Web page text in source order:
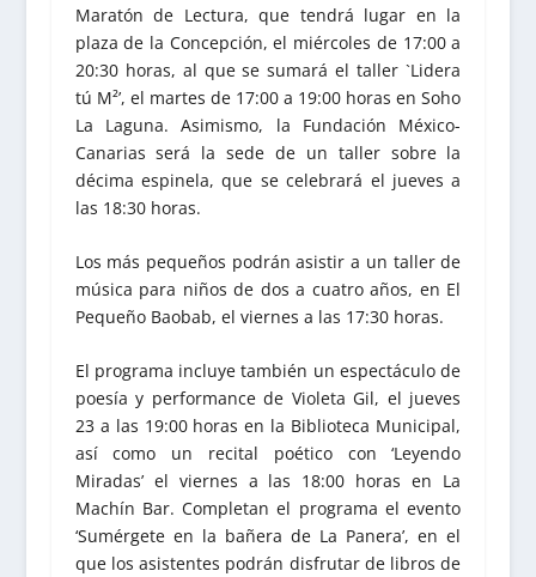
Maratón de Lectura, que tendrá lugar en la
plaza de la Concepción, el miércoles de 17:00 a
20:30 horas, al que se sumará el taller `Lidera
tú M²’, el martes de 17:00 a 19:00 horas en Soho
La Laguna. Asimismo, la Fundación México-
Canarias será la sede de un taller sobre la
décima espinela, que se celebrará el jueves a
las 18:30 horas.
Los más pequeños podrán asistir a un taller de
música para niños de dos a cuatro años, en El
Pequeño Baobab, el viernes a las 17:30 horas.
El programa incluye también un espectáculo de
poesía y performance de Violeta Gil, el jueves
23 a las 19:00 horas en la Biblioteca Municipal,
así como un recital poético con ‘Leyendo
Miradas’ el viernes a las 18:00 horas en La
Machín Bar. Completan el programa el evento
‘Sumérgete en la bañera de La Panera’, en el
que los asistentes podrán disfrutar de libros de